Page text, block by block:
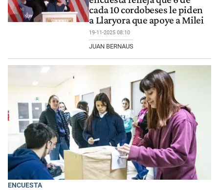
cada 10 cordobeses le piden
a Llaryora que apoye a Milei
19-11-2025 08:10
JUAN BERNAUS
ENCUESTA